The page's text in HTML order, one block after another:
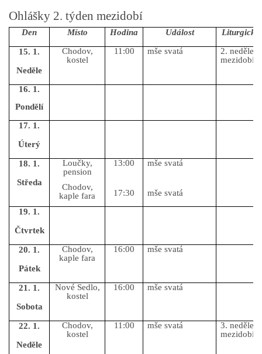
Ohlášky 2. týden mezidobí
Den Místo Hodina Událost Liturgický
15. 1.
Neděle
Chodov,
kostel
11:00 mše svatá
2. neděle v
mezidobí
16. 1.
Pondělí
17. 1.
Úterý
18. 1.
Středa
Loučky,
pension
Chodov,
kaple fara
13:00
17:30
mše svatá
mše svatá
19. 1.
Čtvrtek
20. 1.
Pátek
Chodov,
kaple fara
16:00 mše svatá
21. 1.
Sobota
Nové Sedlo,
kostel
16:00 mše svatá
22. 1.
Neděle
Chodov,
kostel
11:00 mše svatá
3. neděle v
mezidobí